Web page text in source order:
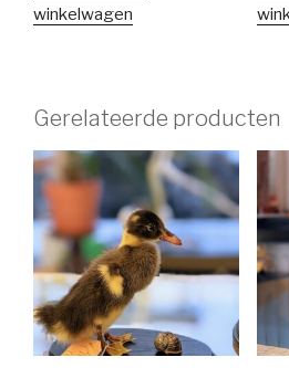
winkelwagen
Gerelateerde producten